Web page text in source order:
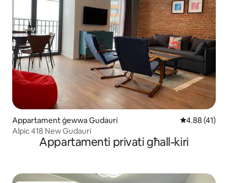
Appartament ġewwa Gudauri Rating
4.88 (41)
Alpic 418 New Gudauri
Appartamenti privati għall-kiri